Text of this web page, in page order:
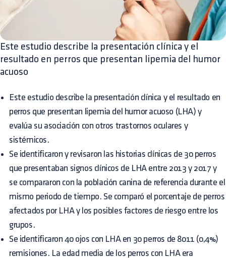
Este estudio describe la presentación clínica y el
resultado en perros que presentan lipemia del humor
acuoso
Este estudio describe la presentación clínica y el resultado en
perros que presentan lipemia del humor acuoso (LHA) y
evalúa su asociación con otros trastornos oculares y
sistémicos.
Se identificaron y revisaron las historias clínicas de 30 perros
que presentaban signos clínicos de LHA entre 2013 y 2017 y
se compararon con la población canina de referencia durante el
mismo periodo de tiempo. Se comparó el porcentaje de perros
afectados por LHA y los posibles factores de riesgo entre los
grupos.
Se identificaron 40 ojos con LHA en 30 perros de 8011 (0,4%)
remisiones. La edad media de los perros con LHA era